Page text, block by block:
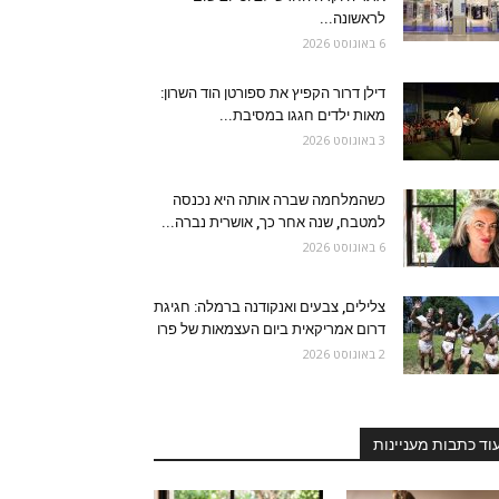
לראשונה...
6 באוגוסט 2026
דילן דרור הקפיץ את ספורטן הוד השרון:
מאות ילדים חגגו במסיבת...
3 באוגוסט 2026
כשהמלחמה שברה אותה היא נכנסה
למטבח, שנה אחר כך, אושרית נברה...
6 באוגוסט 2026
צלילים, צבעים ואנקודנה ברמלה: חגיגת
דרום אמריקאית ביום העצמאות של פרו
2 באוגוסט 2026
כתבות מעניינות